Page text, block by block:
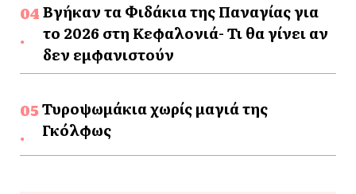
Βγήκαν τα Φιδάκια της Παναγίας για
το 2026 στη Κεφαλονιά- Τι θα γίνει αν
δεν εμφανιστούν
Τυροψωμάκια χωρίς μαγιά της
Γκόλφως